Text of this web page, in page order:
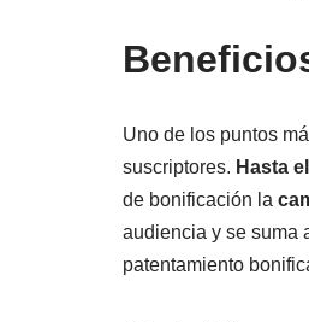
Uno de los puntos
suscriptores. Hasta
de bonificación la
audiencia y se suma
patentamiento